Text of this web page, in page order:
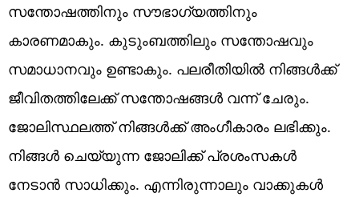
സന്തോഷത്തിനും സൗഭാഗ്യത്തിനും
കാരണമാകും. കുടുംബത്തിലും സന്തോഷവും
സമാധാനവും ഉണ്ടാകും. പലരീതിയിൽ നിങ്ങൾക്ക്
ജീവിതത്തിലേക്ക് സന്തോഷങ്ങൾ വന്ന് ചേരും.
ജോലിസ്ഥലത്ത് നിങ്ങൾക്ക് അംഗീകാരം ലഭിക്കും.
നിങ്ങൾ ചെയ്യുന്ന ജോലിക്ക് പ്രശംസകൾ
നേടാൻ സാധിക്കും. എന്നിരുന്നാലും വാക്കുകൾ